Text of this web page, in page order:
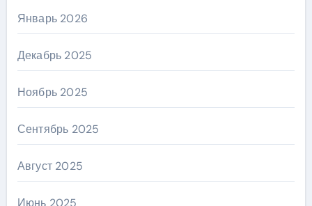
Январь 2026
Декабрь 2025
Ноябрь 2025
Сентябрь 2025
Август 2025
Июнь 2025